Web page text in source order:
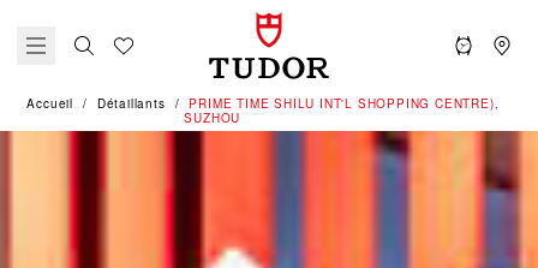
Accueil Détaillants
‭PRIME TIME SHILU INT'L SHOPPING CENTRE),
SUZHOU‬